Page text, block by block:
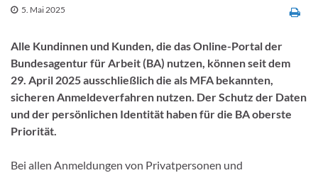
5. Mai 2025
Alle Kundinnen und Kunden, die das Online-Portal der
Bundesagentur für Arbeit (BA) nutzen, können seit dem
29. April 2025 ausschließlich die als MFA bekannten,
sicheren Anmeldeverfahren nutzen. Der Schutz der Daten
und der persönlichen Identität haben für die BA oberste
Priorität.
Bei allen Anmeldungen von Privatpersonen und